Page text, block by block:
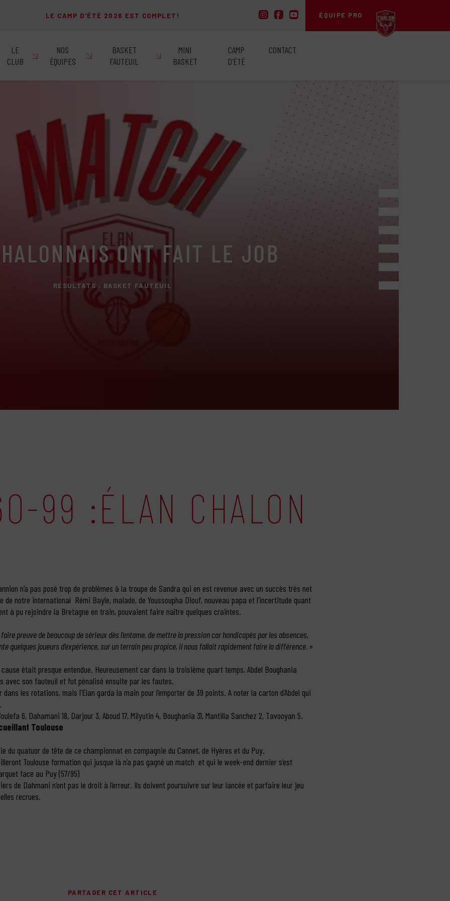
LE CAMP D'ÉTÉ 2026 EST COMPLET! ÉQUIPE PRO
LE
CLUB
NOS
ÉQUIPES
BASKET
FAUTEUIL
MINI
BASKET
CAMP
D’ÉTÉ
CONTACT
ONT FAIT LE JOB
RÉSULTATS : BASKET FAUTEUIL
99 :ÉLAN CHALON
n’a pas posé trop de problèmes à la troupe de Sandra qui en est revenue avec un succès très net
de notre international Rémi Bayle, malade, de Youssoupha Diouf, nouveau papa et l’incertitude quant
à pu rejoindre la Bretagne en train, pouvaient faire naître quelques craintes.
preuve de beaucoup de sérieux dès l’entame, de mettre la pression car handicapés par les absences,
quelques joueurs d’expérience, sur un terrain peu propice, il nous fallait rapidement faire la différence. »
était presque entendue. Heureusement car dans la troisième quart temps, Abdel Boughania
avec son fauteuil et fut pénalisé ensuite par les fautes.
les rotations, mais l’Elan garda la main pour l’emporter de 39 points. A noter la carton d’Abdel qui
6, Dahamani 18, Darjour 3, Aboud 17, Milyutin 4, Boughania 31, Mantilla Sanchez 2, Tavooyan 5.
Toulouse
du quatuor de tête de ce championnat en compagnie du Cannet, de Hyères et du Puy.
Toulouse formation qui jusque là n’a pas gagné un match et qui le week-end dernier s’est
face au Puy (57/95)
de Dahmani n’ont pas le droit à l’erreur. Ils doivent poursuivre sur leur lancée et parfaire leur jeu
recrues.
PARTAGER CET ARTICLE